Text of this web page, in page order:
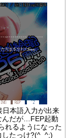
日本語入力が出来
んだが…FEP起動
れるようになった
たっけ?(^_^;)